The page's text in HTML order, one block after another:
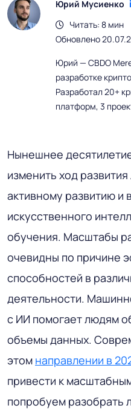
Юрий Мусиенко
Читать: 8 мин
Обновлено
Юрий — CBDO
разработке
Разработал 20+
платформ, 3
Нынешнее
изменить ход
активному развитию и
искусственного
обучения. Масштабы
очевидны по причине
способностей в
деятельности.
с ИИ помогает людям
объемы данных.
этом направлении в
привести к
попробуем разобрать